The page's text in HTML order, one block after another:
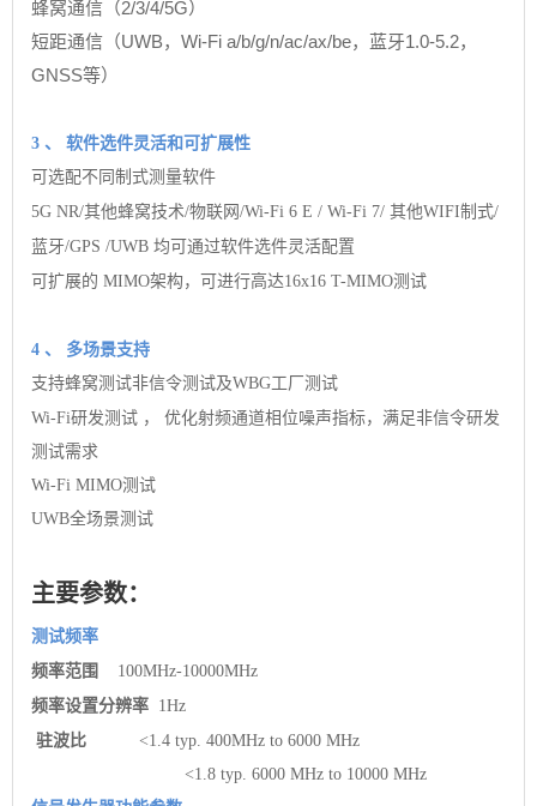
蜂窝通信（2/3/4/5G）
短距通信（UWB，Wi-Fi a/b/g/n/ac/ax/be，蓝牙1.0-5.2，
GNSS等）
3 、
软件选件灵活和可扩展性
可选配不同制式测量软件
5G NR/其他蜂窝技术/物联网/Wi-Fi 6 E / Wi-Fi 7/ 其他WIFI制式/
蓝牙/GPS /UWB 均可通过软件选件灵活配置
可扩展的 MIMO架构，可进行高达16x16 T-MIMO测试
4 、
多场景支持
支持蜂窝测试非信令测试及WBG工厂测试
Wi-Fi研发测试 ，
优化射频通道相位噪声指标，满足非信令研发
测试需求
Wi-Fi MIMO测试
UWB全场景测试
主要参数：
测试频率
频率范围
100MHz-10000MHz
频率设置分辨率 1Hz
驻波比
<1.4 typ. 400MHz to 6000 MHz
<1.8 typ. 6000 MHz to 10000 MHz